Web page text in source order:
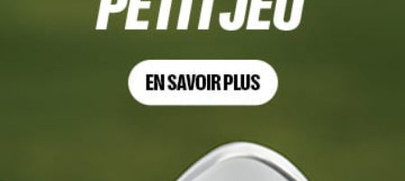
David Puig